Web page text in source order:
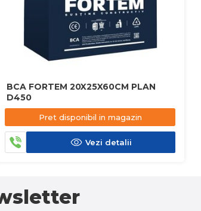
BCA FORTEM 20X25X60CM PLAN
D450
Pret disponibil in magazin
Vezi detalii